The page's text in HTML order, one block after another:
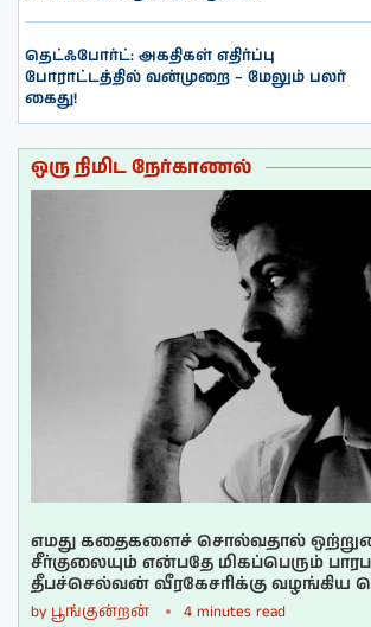
தெட்ஃபோர்ட்: அகதிகள் எதிர்ப்பு
போராட்டத்தில் வன்முறை – மேலும் பலர்
கைது!
ஒரு நிமிட நேர்காணல்
எமது கதைகளைச் சொல்வதால்
சீர்குலையும் என்பதே மிகப்பெரும்
தீபச்செல்வன் வீரகேசரிக்கு வழங்கிய
by பூங்குன்றன் 4 minutes read